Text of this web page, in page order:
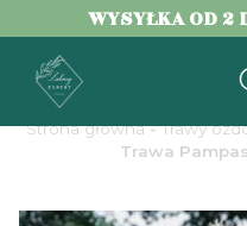
WYSYŁKA OD 2
Strona główna-Trawy
Trawa